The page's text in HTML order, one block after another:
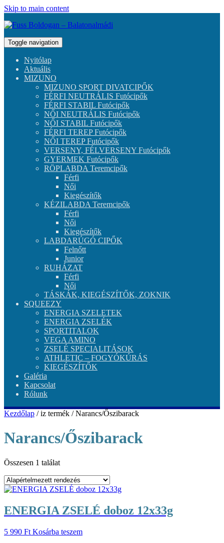
Skip to main content
Toggle navigation
Nyitólap
Aktuális
MIZUNO
MIZUNO SPORT DIVATCIPŐK
FÉRFI NEUTRÁLIS Futócipők
FÉRFI STABIL Futócipők
NŐI NEUTRÁLIS Futócipők
NŐI STABIL Futócipők
FÉRFI TEREP Futócipők
NŐI TEREP Futócipők
VERSENY, FÉLVERSENY Futócipők
GYERMEK Futócipők
RÖPLABDA Teremcipők
Férfi
Női
Kiegészítők
KÉZILABDA Teremcipők
Férfi
Női
Kiegészítők
LABDARÚGÓ CIPŐK
Felnőtt
Junior
RUHÁZAT
Férfi
Női
TÁSKÁK, KIEGÉSZÍTŐK, ZOKNIK
SQUEEZY
ENERGIA SZELETEK
ENERGIA ZSELÉK
SPORTITALOK
VEGA AMINO
ZSELÉ SPECIALITÁSOK
ATHLETIC – FOGYÓKÚRÁS
KIEGÉSZÍTŐK
Galéria
Kapcsolat
Rólunk
Kezdőlap / iz termék / Narancs/Őszibarack
Narancs/Őszibarack
Összesen 1 találat
ENERGIA ZSELÉ doboz 12x33g
5 990 Ft Kosárba teszem